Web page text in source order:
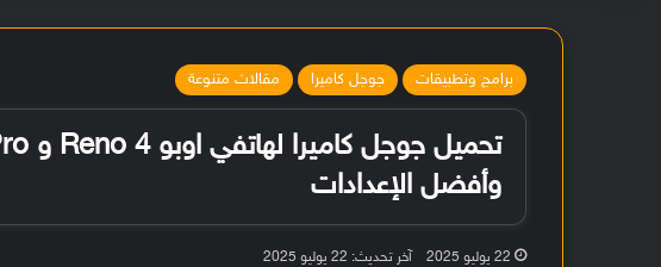
برامج وتطبيقات جوجل كاميرا مقالات متنوعة
وأفضل الإعدادات
22 يوليو 2025 آخر تحديث: 22 يوليو 2025